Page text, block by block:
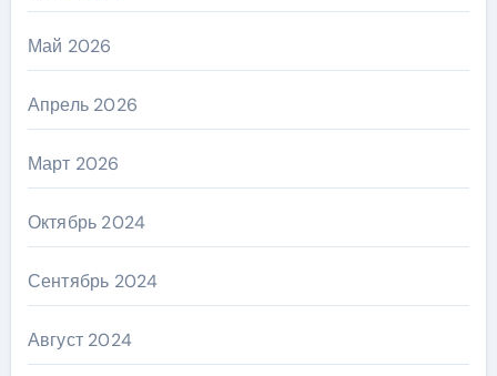
Май 2026
Апрель 2026
Март 2026
Октябрь 2024
Сентябрь 2024
Август 2024